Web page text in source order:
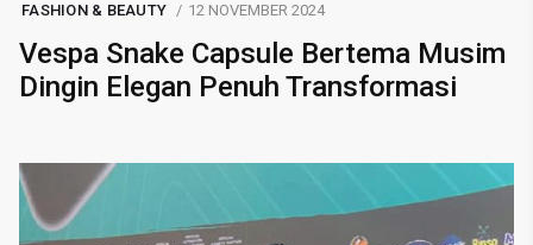
FASHION & BEAUTY 12 NOVEMBER 2024
Vespa Snake Capsule Bertema Musim
Dingin Elegan Penuh Transformasi